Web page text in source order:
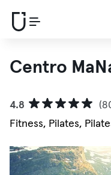
Centro
4.8
Fitness, Pilates,